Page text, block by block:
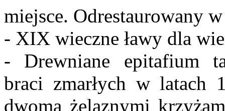
miejsce. Odrestaurowany
- XIX wieczne ławy dla
- Drewniane epitafium
braci zmarłych w latach
dwoma żelaznymi